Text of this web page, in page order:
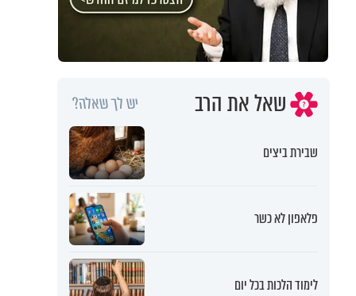
שאל את הרב יש לך שאלה?
שבירת ביצים
פלאפון לא כשר
לימוד הלכות בכל יום